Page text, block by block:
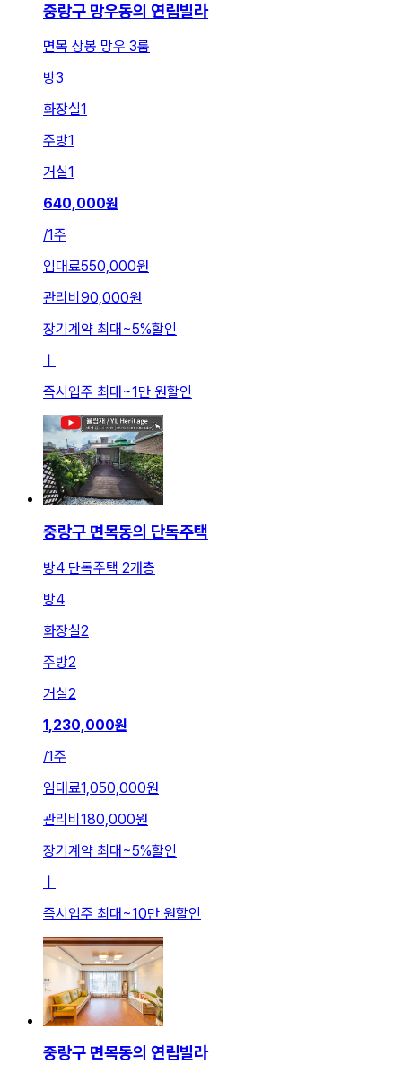
중랑구 망우동의 연립빌라
면목 상봉 망우 3룸
방3
화장실1
주방1
거실1
640,000원
/1주
임대료550,000원
관리비 90,000원
장기계약 최대 ~5%할인
즉시입주 최대 ~1만 원할인
중랑구 면목동의 단독주택
방4 단독주택 2개층
방4
화장실2
주방2
거실2
1,230,000원
/1주
임대료1,050,000원
관리비 180,000원
장기계약 최대~5%할인
ㅣ
즉시입주 최대~10만 원할인
중랑구 면목동의 연립빌라